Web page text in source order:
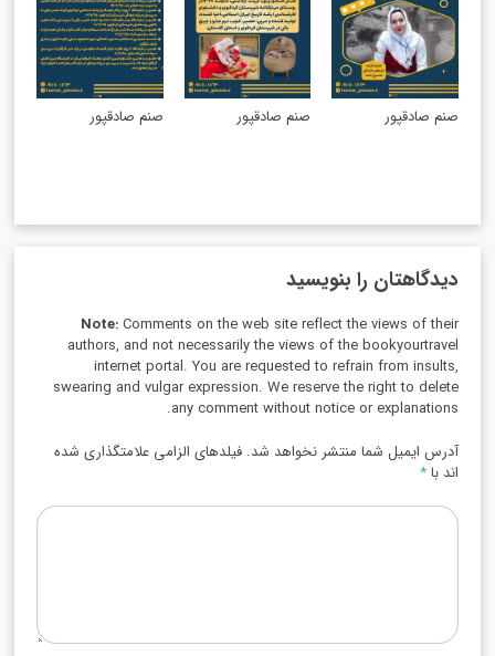
صنم صادقپور صنم صادقپور صنم صادقپور
دیدگاهتان را بنویسید
Note:Comments on the web site reflect the views of their
authors, and not necessarily the views of the bookyourtravel
internet portal. You are requested to refrain from insults,
swearing and vulgar expression. We reserve the right to delete
any comment without notice or explanations.
آدرس ایمیل شما منتشر نخواهد شد. فیلدهای الزامی علامتگذاری شده
اند با*